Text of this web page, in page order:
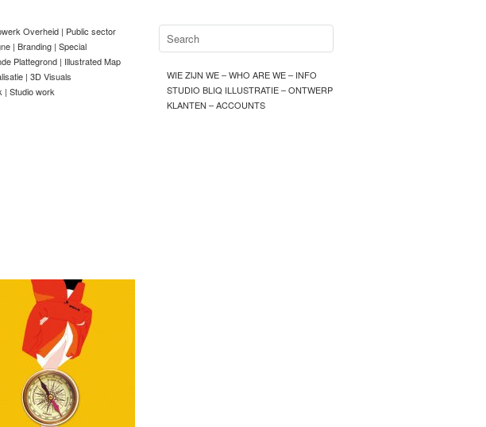
Overheid | Public sector
| Branding | Special
Plattegrond | Illustrated Map
| 3D Visuals
| Studio work
WIE ZIJN WE – WHO ARE WE – INFO
STUDIO BLIQ ILLUSTRATIE – ONTWERP
KLANTEN – ACCOUNTS